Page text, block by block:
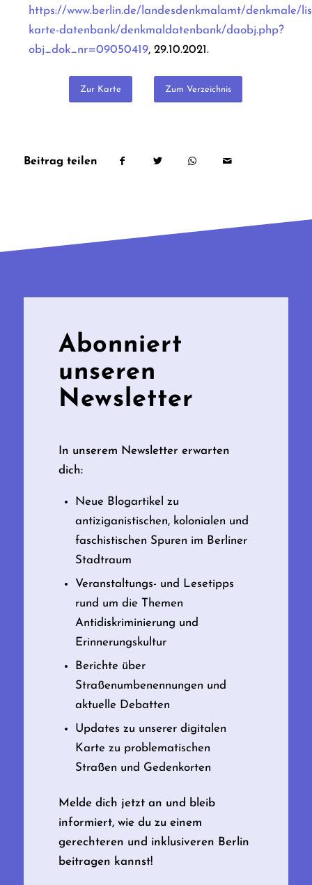
https://www.berlin.de/landesdenkmalamt/denkmale/
karte-datenbank/denkmaldatenbank/daobj.php?
obj_dok_nr=09050419, 29.10.2021.
Zur Karte Zum Verzeichnis
Beitrag teilen
Abonniert
unseren
Newsletter
In unserem Newsletter erwarten
dich:
Neue Blogartikel zu
antiziganistischen, kolonialen und
faschistischen Spuren im Berliner
Stadtraum
Veranstaltungs- und Lesetipps
rund um die Themen
Antidiskriminierung und
Erinnerungskultur
Berichte über
Straßenumbenennungen und
aktuelle Debatten
Updates zu unserer digitalen
Karte zu problematischen
Straßen und Gedenkorten
Melde dich jetzt an und bleib
informiert, wie du zu einem
gerechteren und inklusiveren Berlin
beitragen kannst!